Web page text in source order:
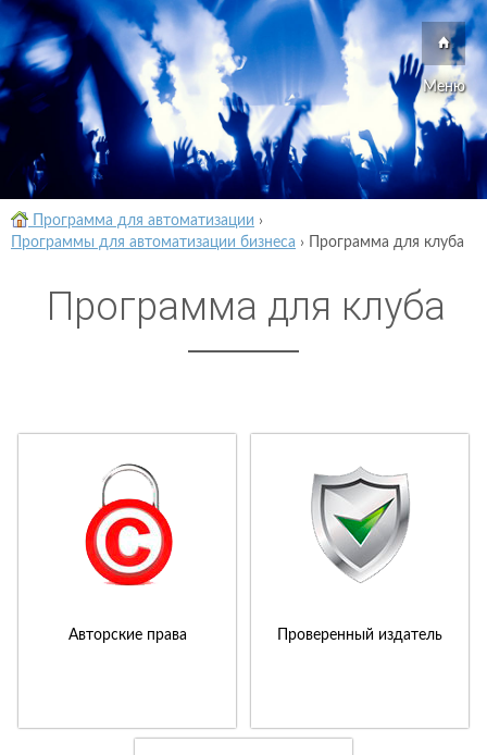
Меню
Программа для автоматизации ›
Программы для автоматизации бизнеса › Программа для клуба
Программа для клуба
Авторские права Проверенный издатель